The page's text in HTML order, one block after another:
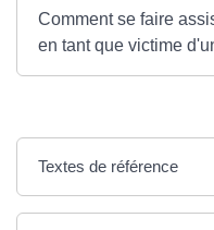
Comment se faire
en tant que victime
Textes de référence